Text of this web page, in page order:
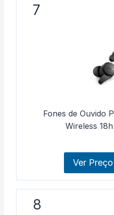
7
Fones de Ouvido
Wireless
Ver Preço
8